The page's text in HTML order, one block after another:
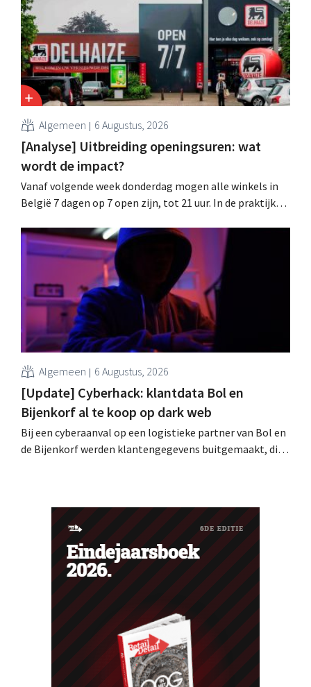
wachtwoorden zijn niet getroffen.
Algemeen 6 Augustus, 2026
[Analyse] Uitbreiding openingsuren: wat
wordt de impact?
Vanaf volgende week donderdag mogen alle winkels in
België 7 dagen op 7 open zijn, tot 21 uur. In de praktijk
arbeidswetgeving een hinderpaal. Is er een gelijk
speelveld?
Algemeen 6 Augustus, 2026
[Update] Cyberhack: klantdata Bol en
Bijenkorf al te koop op dark web
Bij een cyberaanval op een logistieke partner van Bol en
de Bijenkorf werden klantengegevens buitgemaakt, die